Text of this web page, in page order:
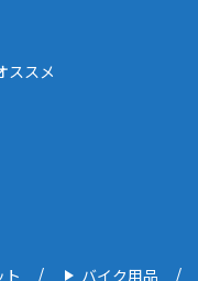
ススメ
ト バイク用品